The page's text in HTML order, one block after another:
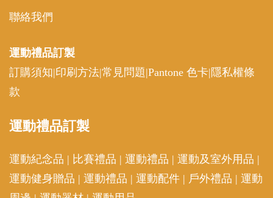
聯絡我們
運動禮品訂製
訂購須知|印刷方法|常見問題|Pantone 色卡| 隱私權條
款
運動禮品訂製
運動紀念品 | 比賽禮品 | 運動禮品 | 運動及室外用品 |
運動健身贈品 | 運動禮品 | 運動配件 | 戶外禮品 | 運動